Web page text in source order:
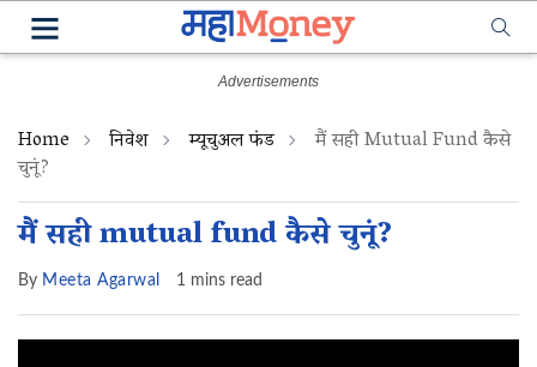
Home निवेश म्यूचुअल फंड मैं सही Mutual Fund कैसे
चुनूं?
मैं सही mutual fund कैसे चुनूं?
By Meeta Agarwal 1 mins read